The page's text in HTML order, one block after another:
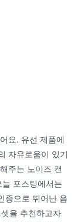
요. 유선 제품에
자유로움이 있기
주는 노이즈 캔
포스팅에서는
증으로 뛰어난 음
을 추천하고자